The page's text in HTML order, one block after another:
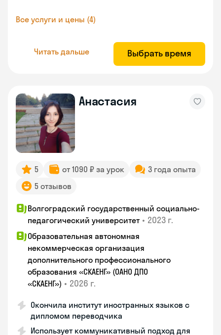
Все услуги и цены (4)
Читать дальше Выбрать время
Анастасия
5 от 1090 ₽ за урок
3 года опыта
5 отзывов
Волгоградский государственный социально-
педагогический университет • 2023 г.
Образовательная автономная
некоммерческая организация
дополнительного профессионального
образования «СКАЕНГ» (ОАНО ДПО
«СКАЕНГ») • 2026 г.
Окончила институт иностранных языков с
дипломом переводчика
Использует коммуникативный подход для